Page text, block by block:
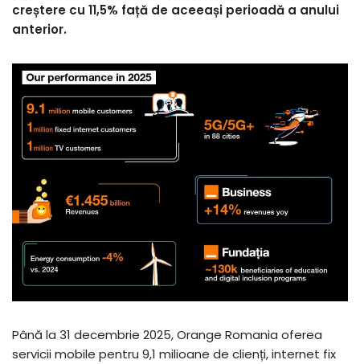
creștere cu 11,5% față de aceeași perioadă a anului
anterior.
Până la 31 decembrie 2025, Orange Romania oferea
servicii mobile pentru 9,1 milioane de clienți, internet fix